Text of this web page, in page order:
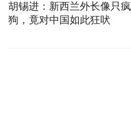
胡锡进：新西兰外长像只疯
狗，竟对中国如此狂吠